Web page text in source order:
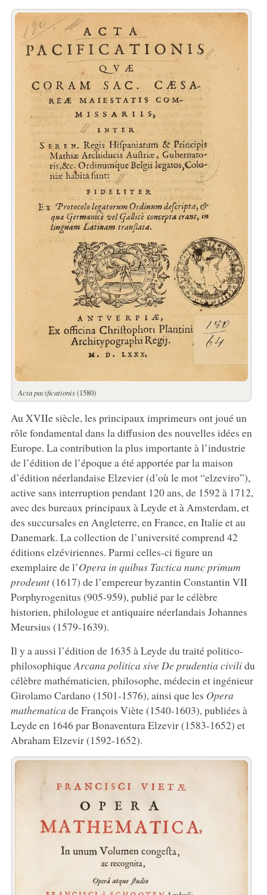
Acta pacificationis(1580)
Au XVIIe siècle, les principaux imprimeurs ont joué un
rôle fondamental dans la diffusion des nouvelles idées en
Europe. La contribution la plus importante à l’industrie
de l’édition de l’époque a été apportée par la maison
d’édition néerlandaise Elzevier (d’où le mot “elzeviro”),
active sans interruption pendant 120 ans, de 1592 à 1712,
avec des bureaux principaux à Leyde et à Amsterdam, et
des succursales en Angleterre, en France, en Italie et au
Danemark. La collection de l’université comprend 42
éditions elzéviriennes. Parmi celles-ci figure un
exemplaire de l’Opera in quibus Tactica nunc primum
prodeunt(1617) de l’empereur byzantin Constantin VII
Porphyrogenitus (905-959), publié par le célèbre
historien, philologue et antiquaire néerlandais Johannes
Meursius (1579-1639).
Il y a aussi l’édition de 1635 à Leyde du traité politico-
philosophiqueArcana politica sive De prudentia civilidu
célèbre mathématicien, philosophe, médecin et ingénieur
Girolamo Cardano (1501-1576), ainsi que les Opera
mathematica de François Viète (1540-1603), publiées à
Leyde en 1646 par Bonaventura Elzevir (1583-1652) et
Abraham Elzevir (1592-1652).